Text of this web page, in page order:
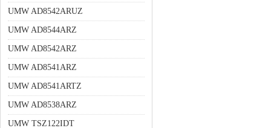
UMW AD8542ARUZ
UMW AD8544ARZ
UMW AD8542ARZ
UMW AD8541ARZ
UMW AD8541ARTZ
UMW AD8538ARZ
UMW TSZ122IDT